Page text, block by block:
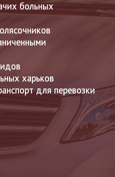
больных
харьков
для перевозки